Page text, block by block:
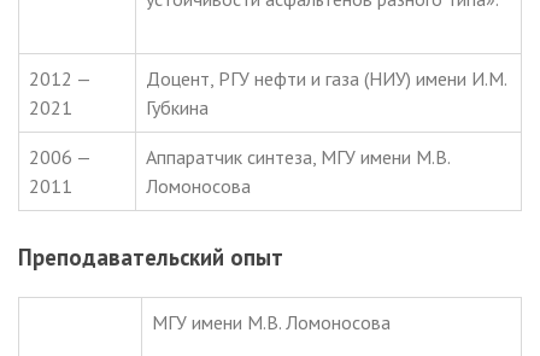
2012 —
2021
Доцент, РГУ нефти и газа (НИУ) имени И.М.
Губкина
2006 —
2011
Аппаратчик синтеза, МГУ имени М.В.
Ломоносова
Преподавательский опыт
МГУ имени М.В. Ломоносова